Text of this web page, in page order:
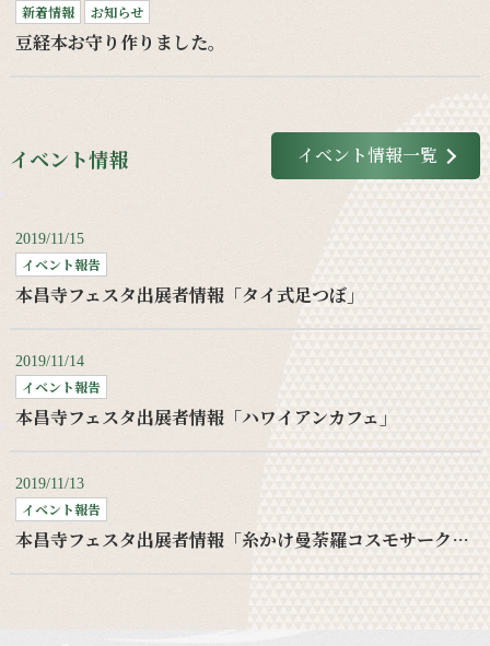
新着情報 お知らせ
豆経本お守り作りました。
イベント情報 イベント情報一覧
2019/11/15
イベント報告
本昌寺フェスタ出展者情報「タイ式足つぼ」
2019/11/14
イベント報告
本昌寺フェスタ出展者情報「ハワイアンカフェ」
2019/11/13
イベント報告
本昌寺フェスタ出展者情報「糸かけ曼荼羅コスモサークルワークショップ」